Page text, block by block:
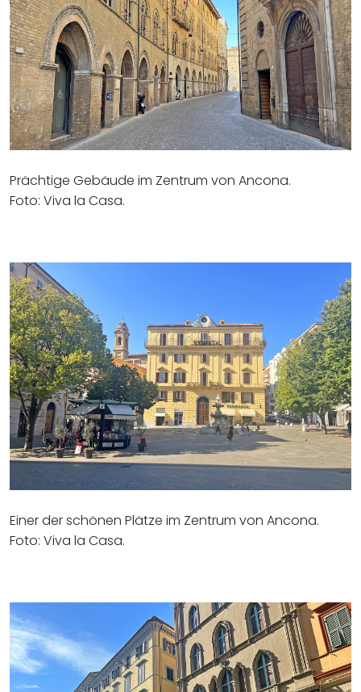
Prächtige Gebäude im Zentrum von Ancona.
Foto: Viva la Casa.
Einer der schönen Plätze im Zentrum von Ancona.
Foto: Viva la Casa.